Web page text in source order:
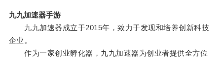
九九加速器手游
九九加速器成立于2015年，致力于发现和培养创新科技
企业。
作为一家创业孵化器，九九加速器为创业者提供全方位